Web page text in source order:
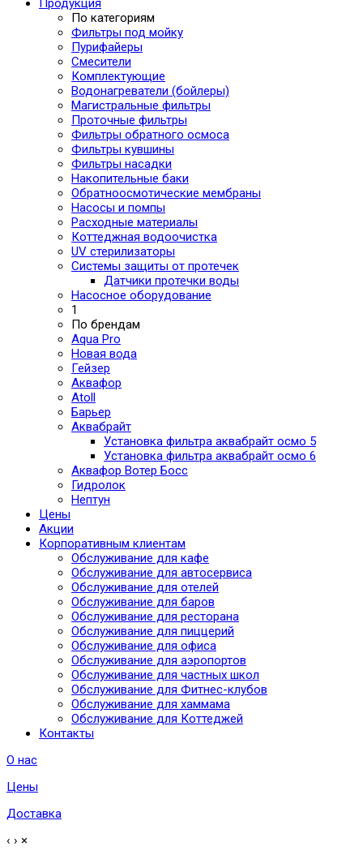
Продукция
По категориям
Фильтры под мойку
Пурифайеры
Смесители
Комплектующие
Водонагреватели (бойлеры)
Магистральные фильтры
Проточные фильтры
Фильтры обратного осмоса
Фильтры кувшины
Фильтры насадки
Накопительные баки
Обратноосмотические мембраны
Насосы и помпы
Расходные материалы
Коттеджная водоочистка
UV стерилизаторы
Системы защиты от протечек
Датчики протечки воды
Насосное оборудование
1
По брендам
Aqua Pro
Новая вода
Гейзер
Аквафор
Atoll
Барьер
Аквабрайт
Установка фильтра аквабрайт осмо 5
Установка фильтра аквабрайт осмо 6
Аквафор Вотер Босс
Гидролок
Нептун
Цены
Акции
Корпоративным клиентам
Обслуживание для кафе
Обслуживание для автосервиса
Обслуживание для отелей
Обслуживание для баров
Обслуживание для ресторана
Обслуживание для пиццерий
Обслуживание для офиса
Обслуживание для аэропортов
Обслуживание для частных школ
Обслуживание для Фитнес-клубов
Обслуживание для хаммама
Обслуживание для Коттеджей
Контакты
О нас
Цены
Доставка
‹ › ×